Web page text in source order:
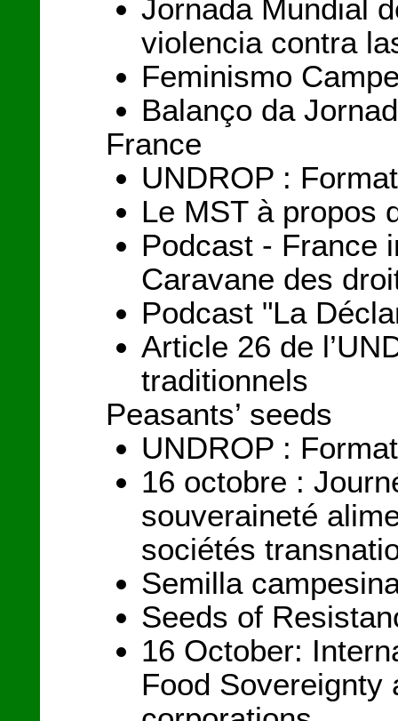
Jornada Mundial
violencia contra
Feminismo
Balanço da
France
UNDROP :
Le MST à propos
Podcast - France
Caravane des
Podcast "La
Article 26 de
traditionnels
Peasants’ seeds
UNDROP :
16 octobre :
souveraineté
sociétés
Semilla
Seeds of
16 October:
Food Sovereignty